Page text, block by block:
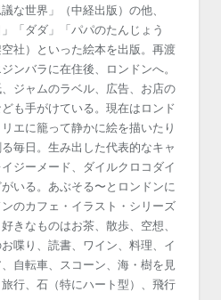
な世界」（中経出版）の他、
」「ダダ」「パパのたんじょう
社）といった絵本を出版。再渡
ンバラに在住後、ロンドンへ。
ジャムのラベル、広告、お店の
も手がけている。現在はロンド
エに籠って静かに絵を描いたり
毎日。生み出した代表的なキャ
ジーメード、ダイルクロコダイ
いる。あぶそる〜とロンドンに
のカフェ・イラスト・シリーズ
きなものはお茶、散歩、空想、
喋り、読書、ワイン、料理、イ
自転車、スコーン、海・樹を見
行、石（特にハート型）、飛行